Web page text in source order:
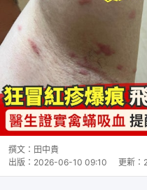
撰文： 田中貴
出版： 2026-06-10 09:10 更新：